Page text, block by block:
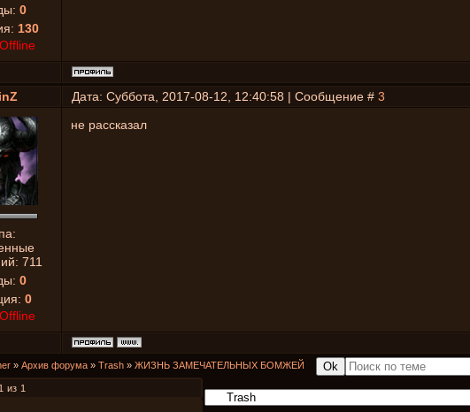
0
130
Offline
Дата: Суббота, 2017-08-12, 12:40:58 | Сообщение # 3
711
0
0
Offline
не рассказал
» Архив форума » Trash » ЖИЗНЬ ЗАМЕЧАТЕЛЬНЫХ БОМЖЕЙ
1 из 1